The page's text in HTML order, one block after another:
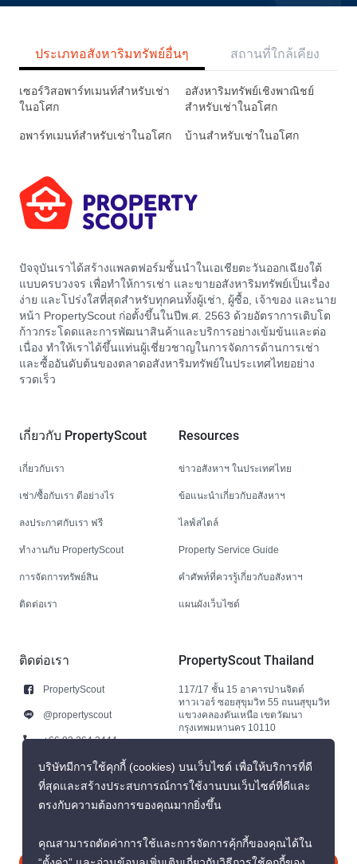
ประเภทอสังหาริมทรัพย์อื่นๆ สถานที่ใกล้เคียง
เซอร์วิสอพาร์ทเมนท์สำหรับเช่า
ในอโศก
อสังหาริมทรัพย์เชิงพาณิชย์
สำหรับเช่าในอโศก
อพาร์ทเมนท์สำหรับเช่าในอโศก บ้านสำหรับเช่าในอโศก
ปัจจุบันเราได้สร้างแพลตฟอร์มชั้นนำในเอเชียตะวันออกเฉียงใต้
แบบครบวงจร เพื่อทำให้การเช่า และขายอสังหาริมทรัพย์เป็นเรื่อง
ง่าย และโปร่งใสที่สุดสำหรับทุกคนทั้งผู้เช่า, ผู้ซื้อ, เจ้าของ และนาย
หน้า PropertyScout ก่อตั้งขึ้นในปีพ.ศ. 2563 ด้วยอัตราการเติบโต
ก้าวกระโดดและการพัฒนาสินค้าและบริการอย่างเข้มข้นและต่อ
เนื่อง ทำให้เราได้ขึ้นแท่นผู้เชี่ยวชาญในการจัดการด้านการเช่า
และซื้ออันดับต้นของตลาดอสังหาริมทรัพย์ในประเทศไทยอย่าง
รวดเร็ว
เกี่ยวกับ PropertyScout
เกี่ยวกับเรา
เช่า/ซื้อกับเรา ดีอย่างไร
ลงประกาศกับเรา ฟรี
ทำงานกับ PropertyScout
การจัดการทรัพย์สิน
ติดต่อเรา
Resources
ข่าวอสังหาฯ ในประเทศไทย
ข้อแนะนำเกี่ยวกับอสังหาฯ
ไลฟ์สไตล์
Property Service Guide
คำศัพท์ที่ควรรู้เกี่ยวกับอสังหาฯ
แผนผังเว็บไซต์
ติดต่อเรา
PropertyScout
@propertyscout
+66 92 264 3444
+66 92 264 3444
contact@propertyscout.co.th
PropertyScout Thailand
117/17 ชั้น 15 อาคารปานจิตต์
ทาวเวอร์ ซอยสุขุมวิท 55 ถนนสุขุมวิท
แขวงคลองตันเหนือ เขตวัฒนา
กรุงเทพมหานคร 10110
บริษัทมีการใช้คุกกี้ (cookies) บนเว็บไซต์ เพื่อให้บริการที่ดี
ที่สุดและสร้างประสบการณ์การใช้งานบนเว็บไซต์ที่ดีและ
ตรงกับความต้องการของคุณมากยิ่งขึ้น
คุณสามารถตัดค่าการใช้และการจัดการคุ้กกี้ของคุณได้ใน